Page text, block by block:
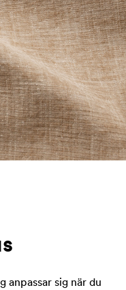
anpassar sig när du